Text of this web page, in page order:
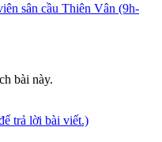
sân cầu Thiên Vân (9h-
bài này.
trả lời bài viết.)